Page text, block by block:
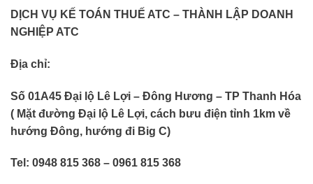
DỊCH VỤ KẾ TOÁN THUẾ ATC – THÀNH LẬP DOANH
NGHIỆP ATC
Địa chỉ:
Số 01A45 Đại lộ Lê Lợi – Đông Hương – TP Thanh Hóa
( Mặt đường Đại lộ Lê Lợi, cách bưu điện tỉnh 1km về
hướng Đông, hướng đi Big C)
Tel: 0948 815 368 – 0961 815 368